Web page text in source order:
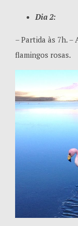
Dia 2:
– Partida às 7h. –
flamingos rosas.